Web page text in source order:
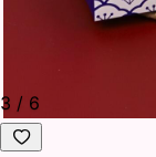
3 / 6